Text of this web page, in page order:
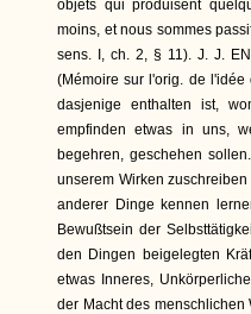
objets qui produisent
moins, et nous sommes
sens. I, ch. 2, § 11). J. J.
(Mémoire sur l'orig. de
dasjenige enthalten ist,
empfinden etwas in uns,
begehren, geschehen
unserem Wirken
anderer Dinge kennen
Bewußtsein der
den Dingen beigelegten
etwas Inneres,
der Macht des menschlichen